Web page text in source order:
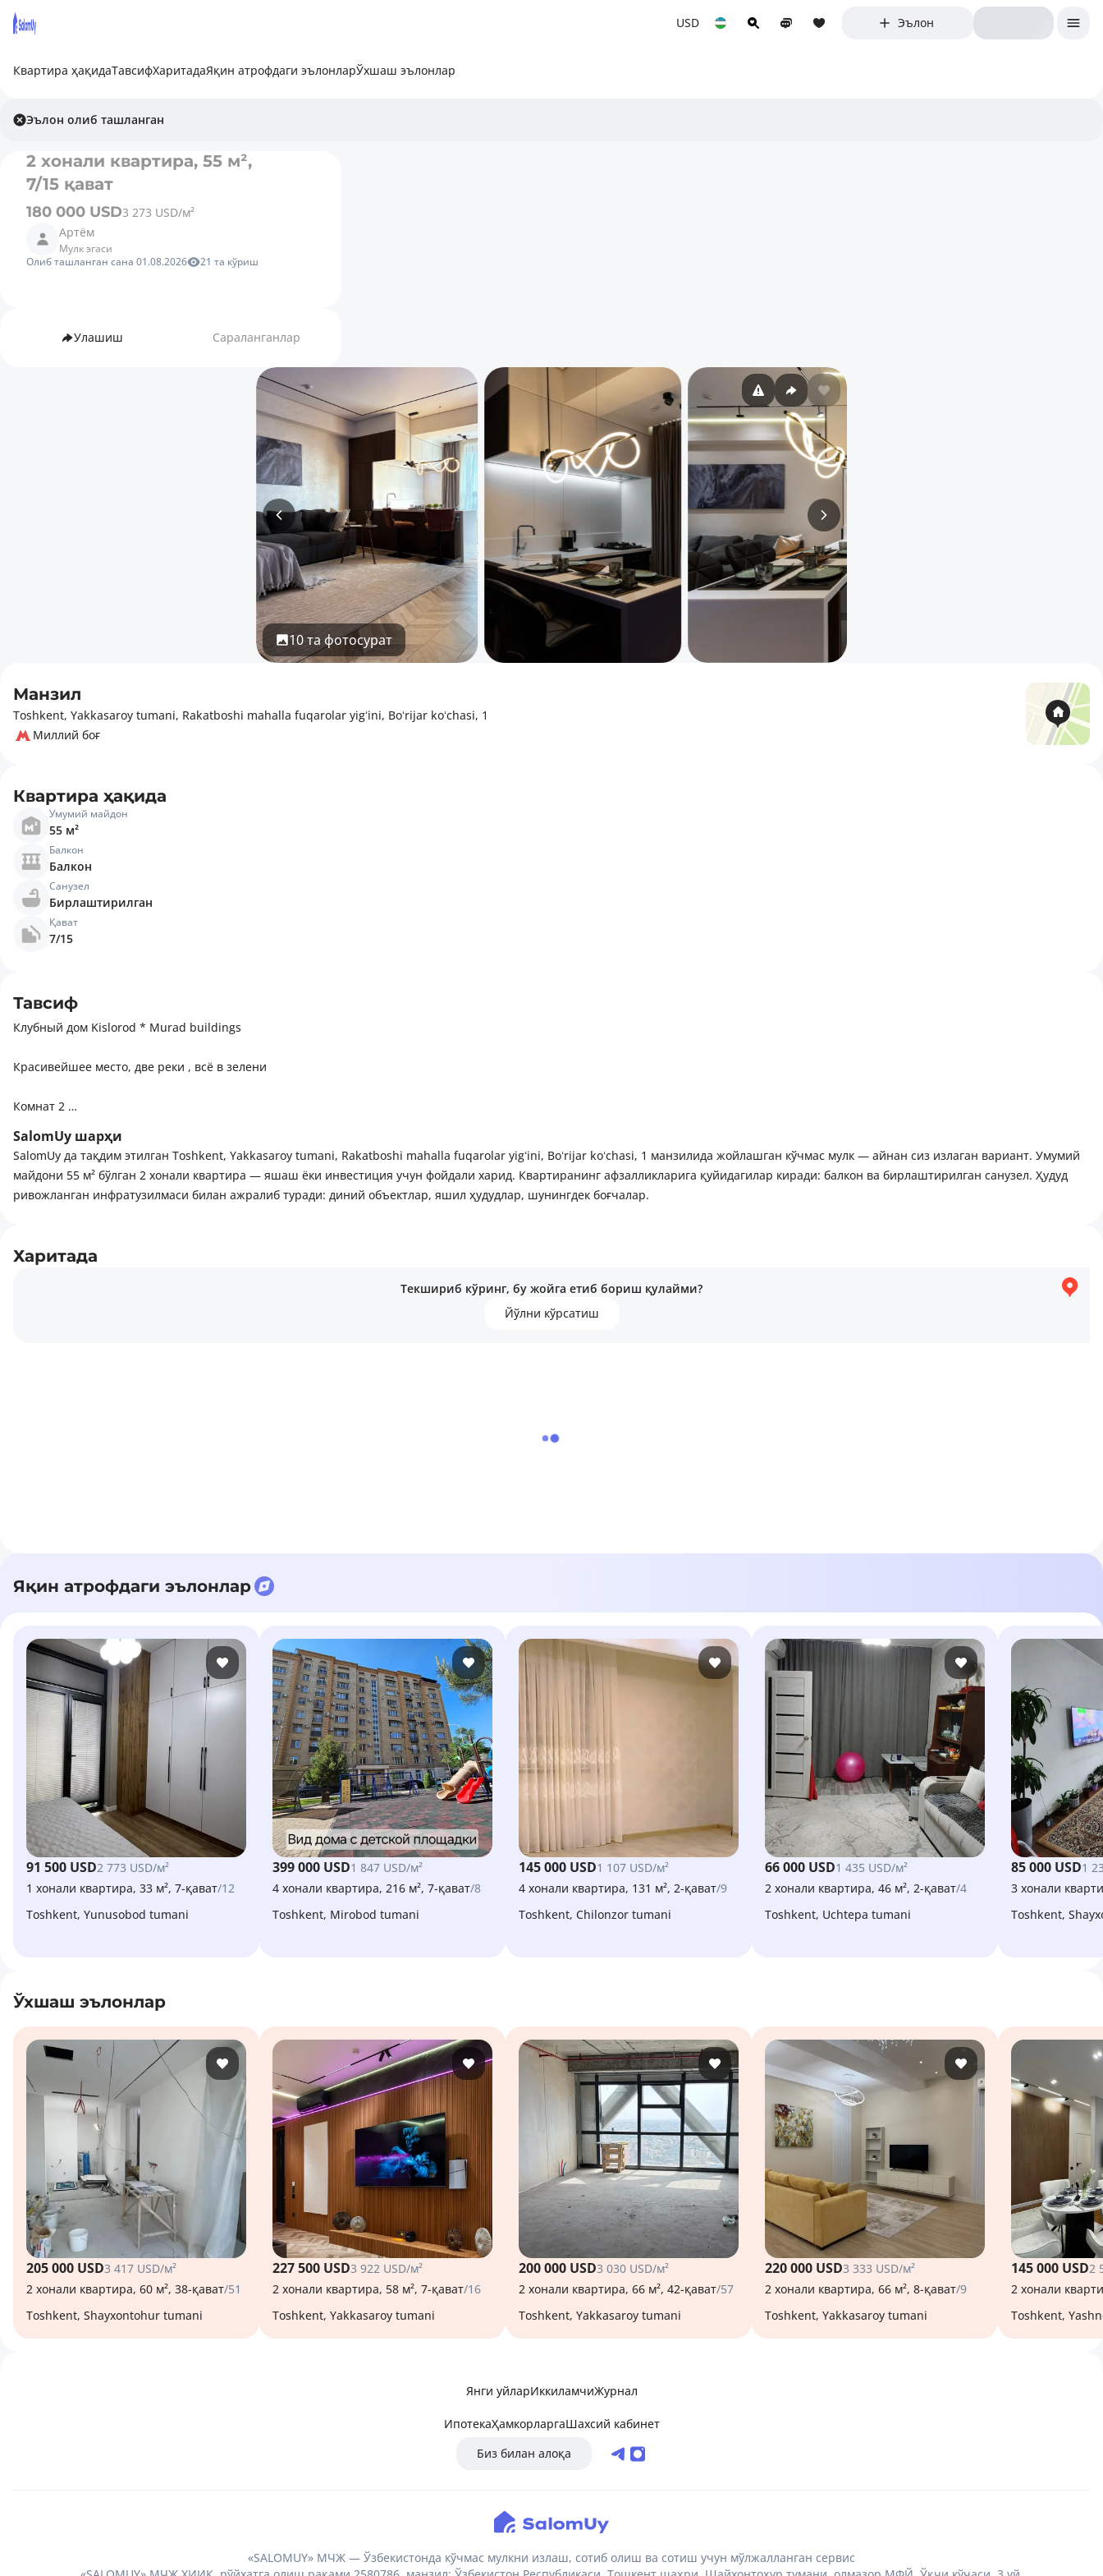
USD Эълон
Квартира ҳақидаТавсифХаритадаЯқин атрофдаги эълонларЎхшаш эълонлар
Эълон олиб ташланган
2 хонали квартира, 55 м²,
7/15 қават
180 000 USD3 273 USD/м²
Артём
Мулк эгаси
Олиб ташланган сана 01.08.2026
21 та кўриш
Улашиш Сараланганлар
10 та фотосурат
Манзил
Toshkent, Yakkasaroy tumani, Rakatboshi mahalla fuqarolar yigʻini, Boʻrijar koʻchasi, 1
Миллий боғ
Квартира ҳақида
Умумий майдон
55 м²
Балкон
Балкон
Санузел
Бирлаштирилган
Қават
7/15
Тавсиф
Клубный дом Kislorod * Murad buildings
Красивейшее место, две реки , всё в зелени
Комнат 2
Этаж 7
Общая площадь 51м2 +лоджия 7м2
SalomUy шарҳи
SalomUy да тақдим этилган Toshkent, Yakkasaroy tumani, Rakatboshi mahalla fuqarolar yigʻini, Boʻrijar koʻchasi, 1 манзилида жойлашган кўчмас мулк — айнан сиз излаган вариант. Умумий
майдони 55 м² бўлган 2 хонали квартира — яшаш ёки инвестиция учун фойдали харид. Квартиранинг афзалликларига қуйидагилар киради: балкон ва бирлаштирилган санузел. Ҳудуд
ривожланган инфратузилмаси билан ажралиб туради: диний объектлар, яшил ҳудудлар, шунингдек боғчалар.
Харитада
Текшириб кўринг, бу жойга етиб бориш қулайми?
Йўлни кўрсатиш
Яқин атрофдаги эълонлар
91 500 USD2 773 USD/м²
1 хонали квартира, 33 м², 7-қават/12
Toshkent, Yunusobod tumani
399 000 USD1 847 USD/м²
4 хонали квартира, 216 м², 7-қават/8
Toshkent, Mirobod tumani
145 000 USD1 107 USD/м²
4 хонали квартира, 131 м², 2-қават/9
Toshkent, Chilonzor tumani
66 000 USD1 435 USD/м²
2 хонали квартира, 46 м², 2-қават/4
Toshkent, Uchtepa tumani
85 000 USD1
3 хонали
Toshkent,
Ўхшаш эълонлар
205 000 USD3 417 USD/м²
2 хонали квартира, 60 м², 38-қават/51
Toshkent, Shayxontohur tumani
227 500 USD3 922 USD/м²
2 хонали квартира, 58 м², 7-қават/16
Toshkent, Yakkasaroy tumani
200 000 USD3 030 USD/м²
2 хонали квартира, 66 м², 42-қават/57
Toshkent, Yakkasaroy tumani
220 000 USD3 333 USD/м²
2 хонали квартира, 66 м², 8-қават/9
Toshkent, Yakkasaroy tumani
145 000 USD2
2 хонали
Toshkent,
Янги уйларИккиламчиЖурнал
ИпотекаҲамкорларгаШахсий кабинет
Биз билан алоқа
«SALOMUY» МЧЖ — Ўзбекистонда кўчмас мулкни излаш, сотиб олиш ва сотиш учун мўлжалланган сервис